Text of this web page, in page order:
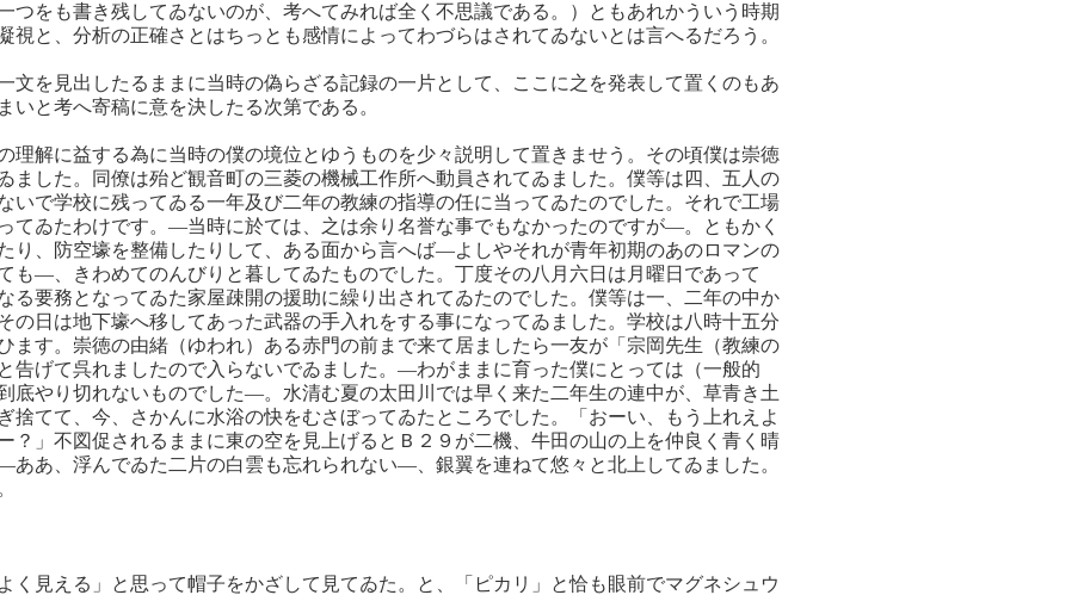
つをも書き残してゐないのが、考へてみれば全く不思議である。）ともあれかういう時期
視と、分析の正確さとはちっとも感情によってわづらはされてゐないとは言へるだろう。
文を見出したるままに当時の偽らざる記録の一片として、ここに之を発表して置くのもあ
いと考へ寄稿に意を決したる次第である。
理解に益する為に当時の僕の境位とゆうものを少々説明して置きませう。その頃僕は崇徳
ました。同僚は殆ど観音町の三菱の機械工作所へ動員されてゐました。僕等は四、五人の
いで学校に残ってゐる一年及び二年の教練の指導の任に当ってゐたのでした。それで工場
てゐたわけです。―当時に於ては、之は余り名誉な事でもなかったのですが―。ともかく
り、防空壕を整備したりして、ある面から言へば―よしやそれが青年初期のあのロマンの
も―、きわめてのんびりと暮してゐたものでした。丁度その八月六日は月曜日であって
る要務となってゐた家屋疎開の援助に繰り出されてゐたのでした。僕等は一、二年の中か
の日は地下壕へ移してあった武器の手入れをする事になってゐました。学校は八時十五分
ます。崇徳の由緒（ゆわれ）ある赤門の前まで来て居ましたら一友が「宗岡先生（教練の
告げて呉れましたので入らないでゐました。―わがままに育った僕にとっては（一般的
底やり切れないものでした―。水清む夏の太田川では早く来た二年生の連中が、草青き土
捨てて、今、さかんに水浴の快をむさぼってゐたところでした。「おーい、もう上れえよ
？」不図促されるままに東の空を見上げるとＢ２９が二機、牛田の山の上を仲良く青く晴
ああ、浮んでゐた二片の白雲も忘れられない―、銀翼を連ねて悠々と北上してゐました。
く見える」と思って帽子をかざして見てゐた。と、「ピカリ」と恰も眼前でマグネシュウ